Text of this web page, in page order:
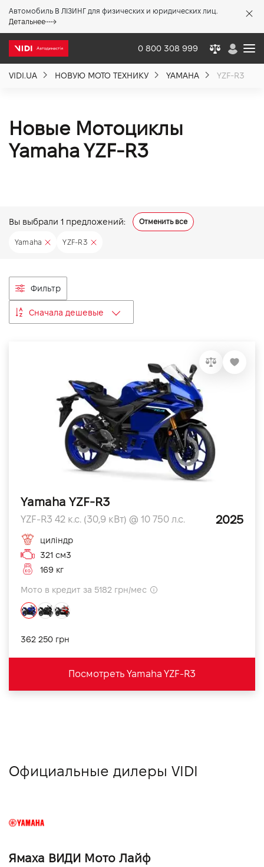
Автомобиль В ЛІЗИНГ для физических и юридических лиц.
Детальнее
0 800 308 999
VIDI.UA НОВУЮ МОТО ТЕХНИКУ YAMAHA YZF-R3
Новые Мотоциклы
Yamaha YZF-R3
Вы выбрали 1 предложений: Отменить все
Yamaha YZF-R3
Фильтр
Сначала дешевые
Yamaha YZF-R3
YZF-R3 42 к.с. (30,9 кВт) @ 10 750 л.с. 2025
циліндр
321 см3
169 кг
Мото в кредит за 5182 грн/мес
362 250 грн
Посмотреть Yamaha YZF-R3
Официальные дилеры VIDI
Ямаха ВИДИ Мото Лайф
Акции %
Новости
Вакансии
VIDI Карьера
Контакты
акціями, послугами та новинками